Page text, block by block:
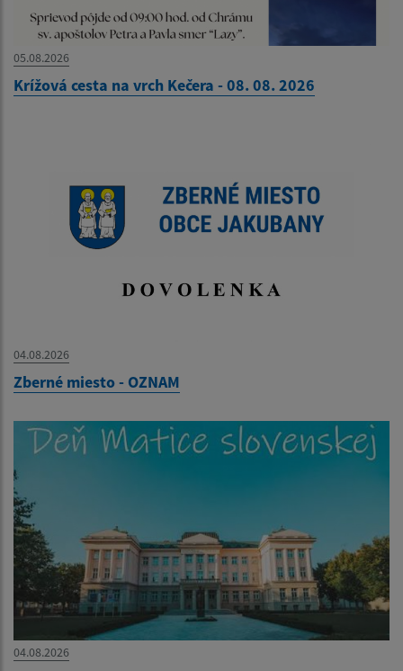
05.08.2026
Krížová cesta na vrch Kečera - 08. 08. 2026
04.08.2026
Zberné miesto - OZNAM
04.08.2026